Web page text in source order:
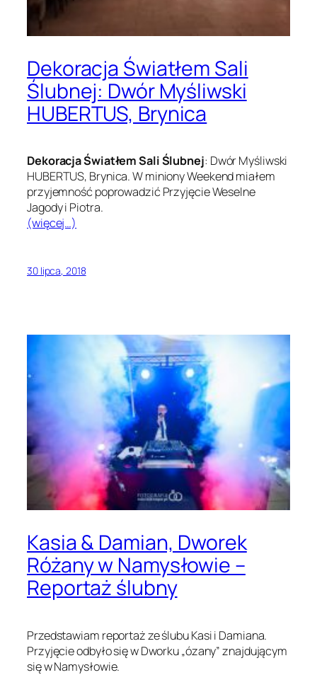
Dekoracja Światłem Sali
Ślubnej: Dwór Myśliwski
HUBERTUS, Brynica
Dekoracja Światłem Sali Ślubnej: Dwór Myśliwski
HUBERTUS, Brynica. W miniony Weekend miałem
przyjemność poprowadzić Przyjęcie Weselne
Jagody i Piotra.
(więcej…)
30 lipca, 2018
Kasia & Damian, Dworek
Różany w Namysłowie –
Reportaż ślubny
Przedstawiam reportaż ze ślubu Kasi i Damiana.
Przyjęcie odbyło się w Dworku „ózany” znajdującym
się w Namysłowie.